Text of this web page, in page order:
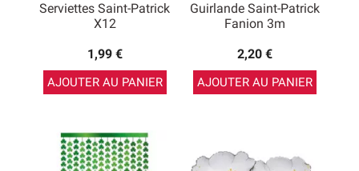
Serviettes Saint-Patrick
X12
1,99 €
AJOUTER AU PANIER
Guirlande Saint-Patrick
Fanion 3m
2,20 €
AJOUTER AU PANIER